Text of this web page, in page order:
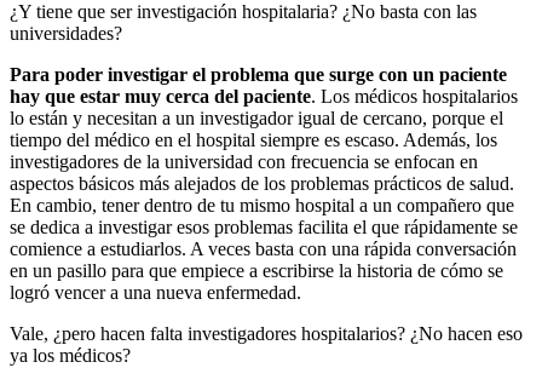
¿Y tiene que ser investigación hospitalaria? ¿No basta con las
universidades?
Para poder investigar el problema que surge con un paciente
hay que estar muy cerca del paciente. Los médicos hospitalarios
lo están y necesitan a un investigador igual de cercano, porque el
tiempo del médico en el hospital siempre es escaso. Además, los
investigadores de la universidad con frecuencia se enfocan en
aspectos básicos más alejados de los problemas prácticos de salud.
En cambio, tener dentro de tu mismo hospital a un compañero que
se dedica a investigar esos problemas facilita el que rápidamente se
comience a estudiarlos. A veces basta con una rápida conversación
en un pasillo para que empiece a escribirse la historia de cómo se
logró vencer a una nueva enfermedad.
Vale, ¿pero hacen falta investigadores hospitalarios? ¿No hacen eso
ya los médicos?